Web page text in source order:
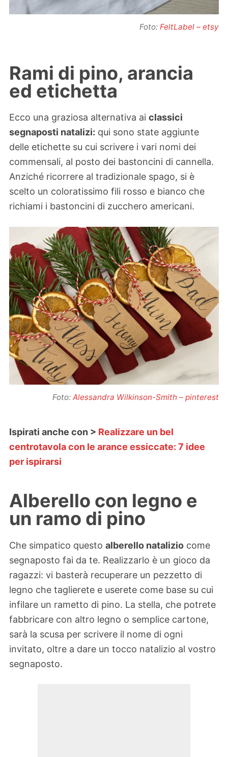
Foto: FeltLabel – etsy
Rami di pino, arancia
ed etichetta
Ecco una graziosa alternativa ai classici
segnaposti natalizi: qui sono state aggiunte
delle etichette su cui scrivere i vari nomi dei
commensali, al posto dei bastoncini di cannella.
Anziché ricorrere al tradizionale spago, si è
scelto un coloratissimo fili rosso e bianco che
richiami i bastoncini di zucchero americani.
Foto: Alessandra Wilkinson-Smith – pinterest
Ispirati anche con > Realizzare un bel
centrotavola con le arance essiccate: 7 idee
per ispirarsi
Alberello con legno e
un ramo di pino
Che simpatico questo alberello natalizio come
segnaposto fai da te. Realizzarlo è un gioco da
ragazzi: vi basterà recuperare un pezzetto di
legno che taglierete e userete come base su cui
infilare un rametto di pino. La stella, che potrete
fabbricare con altro legno o semplice cartone,
sarà la scusa per scrivere il nome di ogni
invitato, oltre a dare un tocco natalizio al vostro
segnaposto.